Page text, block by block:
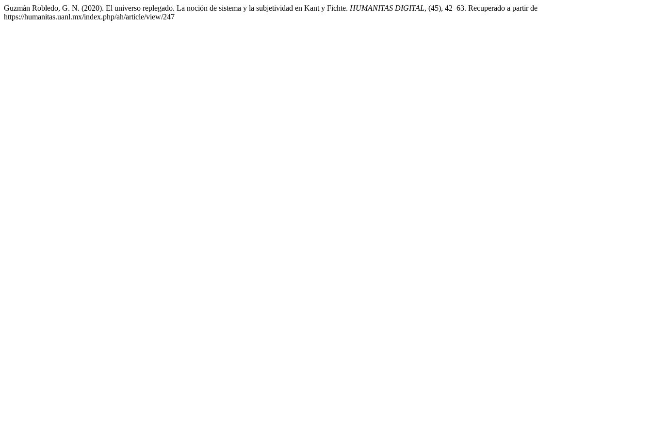
Guzmán Robledo, G. N. (2020). El universo replegado. La noción de sistema y la subjetividad en Kant y Fichte. HUMANITAS DIGITAL, (45), 42–63. Recuperado a partir de
https://humanitas.uanl.mx/index.php/ah/article/view/247